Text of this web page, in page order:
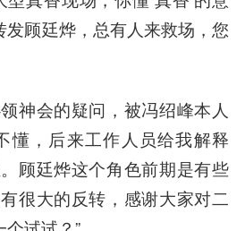
发顾廷烨，总有人来救场，您
神会的疑问，被冯绍峰本人
懂，后来工作人员给我解释
顾廷烨这个角色前期是有些
很大的反转，感谢大家对二